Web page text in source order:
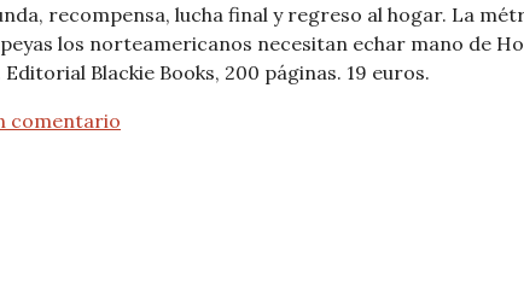
recompensa, lucha final y regreso al hogar. La
los norteamericanos necesitan echar mano de
Blackie Books, 200 páginas. 19 euros.
comentario